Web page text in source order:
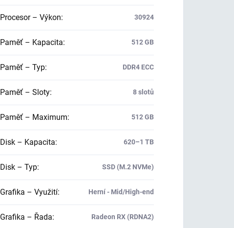
Procesor – Výkon: 30924
Paměť – Kapacita: 512 GB
Paměť – Typ: DDR4 ECC
Paměť – Sloty: 8 slotů
Paměť – Maximum: 512 GB
Disk – Kapacita: 620–1 TB
Disk – Typ: SSD (M.2 NVMe)
Grafika – Využití: Herní - Mid/High-end
Grafika – Řada: Radeon RX (RDNA2)